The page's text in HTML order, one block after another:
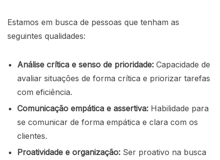
Estamos em busca de pessoas que tenham as
seguintes qualidades:
Análise crítica e senso de prioridade: Capacidade de
avaliar situações de forma crítica e priorizar tarefas
com eficiência.
Comunicação empática e assertiva: Habilidade para
se comunicar de forma empática e clara com os
clientes.
Proatividade e organização: Ser proativo na busca